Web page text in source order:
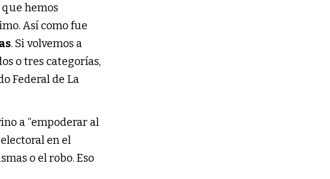
hemos
Así como fue
. Si volvemos a
o tres categorías,
Federal de La
a “empoderar al
en el
o el robo. Eso